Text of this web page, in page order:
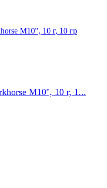
M10", 10 г, 1...